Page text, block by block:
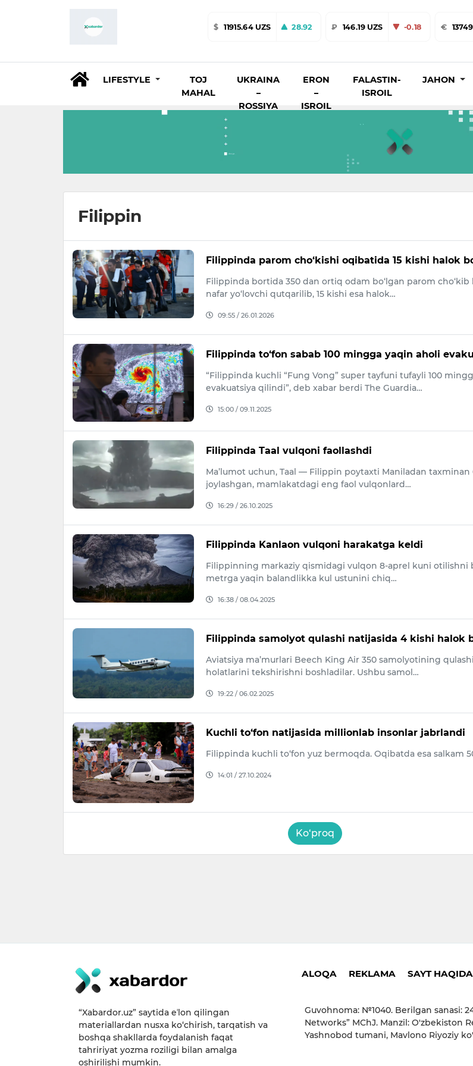
$ 11915.64 UZS 28.92 ₽ 146.19 UZS -0.18 €
LIFESTYLE
TOJ
MAHAL
UKRAINA
–
ROSSIYA
ERON
–
ISROIL
FALASTIN-
ISROIL
JAHON
Filippin
Filippinda parom cho‘kishi oqibatida 15 kishi halok
Filippinda bortida 350 dan ortiq odam bo‘lgan parom cho‘kib
nafar yo‘lovchi qutqarilib, 15 kishi esa halok…
09:55 / 26.01.2026
Filippinda to‘fon sabab 100 mingga yaqin aholi
“Filippinda kuchli “Fung Vong” super tayfuni tufayli 100
evakuatsiya qilindi”, deb xabar berdi The Guardia…
15:00 / 09.11.2025
Filippinda Taal vulqoni faollashdi
Ma’lumot uchun, Taal — Filippin poytaxti Maniladan
joylashgan, mamlakatdagi eng faol vulqonlard…
16:29 / 26.10.2025
Filippinda Kanlaon vulqoni harakatga keldi
Filippinning markaziy qismidagi vulqon 8-aprel kuni otilishni
metrga yaqin balandlikka kul ustunini chiq…
16:38 / 08.04.2025
Filippinda samolyot qulashi natijasida 4 kishi halok
Aviatsiya ma’murlari Beech King Air 350 samolyotining
holatlarini tekshirishni boshladilar. Ushbu samol…
19:22 / 06.02.2025
Kuchli to‘fon natijasida millionlab insonlar jabrlandi
Filippinda kuchli to‘fon yuz bermoqda. Oqibatda esa salkam
14:01 / 27.10.2024
Ko‘proq
“Xabardor.uz” saytida eʼlon qilingan
materiallardan nusxa ko‘chirish, tarqatish va
boshqa shakllarda foydalanish faqat
tahririyat yozma roziligi bilan amalga
oshirilishi mumkin.
ALOQA REKLAMA SAYT HAQIDA
Guvohnoma: №1040. Berilgan sanasi:
Networks” MChJ. Manzil: O'zbekiston
Yashnobod tumani, Mavlono Riyoziy